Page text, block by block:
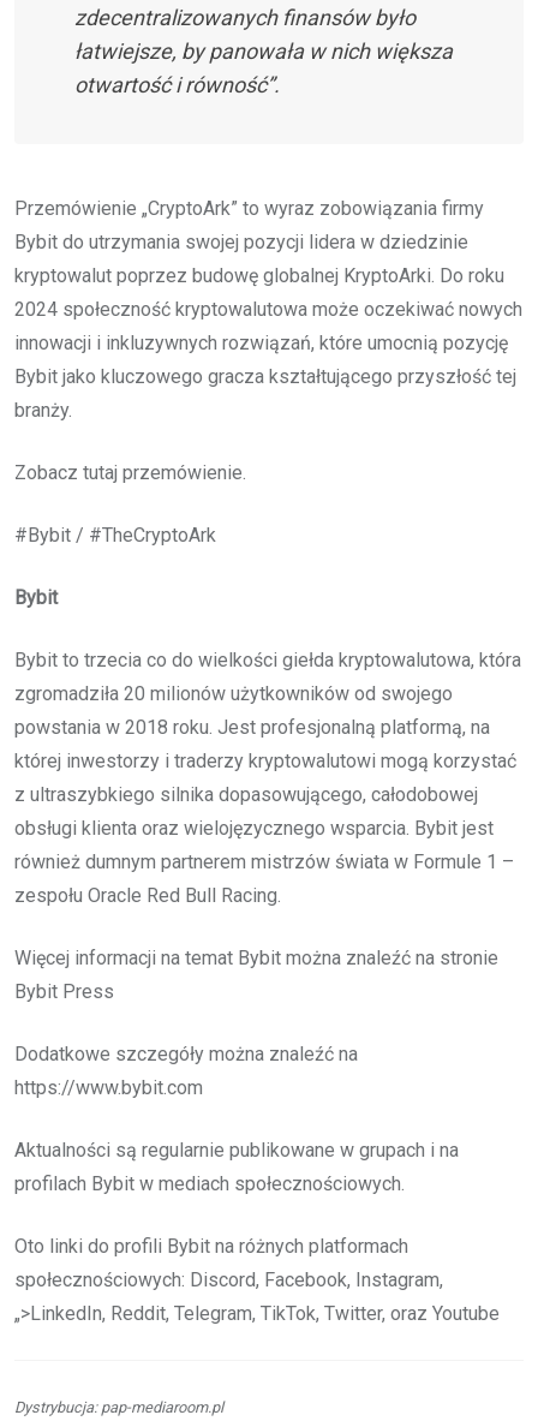
zdecentralizowanych finansów było
łatwiejsze, by panowała w nich większa
otwartość i równość”.
Przemówienie „CryptoArk” to wyraz zobowiązania firmy
Bybit do utrzymania swojej pozycji lidera w dziedzinie
kryptowalut poprzez budowę globalnej KryptoArki. Do roku
2024 społeczność kryptowalutowa może oczekiwać nowych
innowacji i inkluzywnych rozwiązań, które umocnią pozycję
Bybit jako kluczowego gracza kształtującego przyszłość tej
branży.
Zobacz tutaj przemówienie.
#Bybit / #TheCryptoArk
Bybit
Bybit to trzecia co do wielkości giełda kryptowalutowa, która
zgromadziła 20 milionów użytkowników od swojego
powstania w 2018 roku. Jest profesjonalną platformą, na
której inwestorzy i traderzy kryptowalutowi mogą korzystać
z ultraszybkiego silnika dopasowującego, całodobowej
obsługi klienta oraz wielojęzycznego wsparcia. Bybit jest
również dumnym partnerem mistrzów świata w Formule 1 –
zespołu Oracle Red Bull Racing.
Więcej informacji na temat Bybit można znaleźć na stronie
Bybit Press
Dodatkowe szczegóły można znaleźć na
https://www.bybit.com
Aktualności są regularnie publikowane w grupach i na
profilach Bybit w mediach społecznościowych.
Oto linki do profili Bybit na różnych platformach
społecznościowych: Discord, Facebook, Instagram,
„>LinkedIn, Reddit, Telegram, TikTok, Twitter, oraz Youtube
Dystrybucja: pap-mediaroom.pl